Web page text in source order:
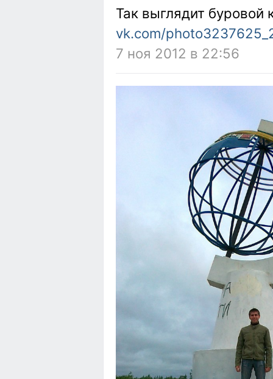
Так выглядит буровой
vk.com/
7 ноя 2012 в 22:56